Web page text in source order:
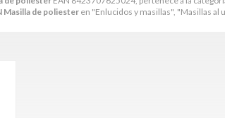
Masilla de poliester en "Enlucidos y masillas", "Masillas al